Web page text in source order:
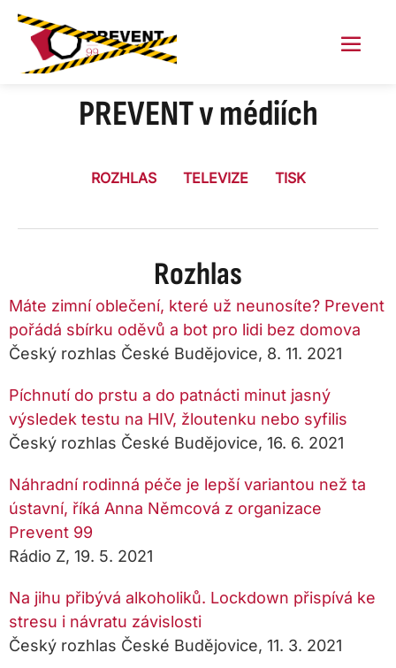
Skip
content
PREVENT v médiích
ROZHLAS TELEVIZE TISK
Rozhlas
Máte zimní oblečení, které už neunosíte? Prevent
pořádá sbírku oděvů a bot pro lidi bez domova
Český rozhlas České Budějovice, 8. 11. 2021
Píchnutí do prstu a do patnácti minut jasný
výsledek testu na HIV, žloutenku nebo syfilis
Český rozhlas České Budějovice, 16. 6. 2021
Náhradní rodinná péče je lepší variantou než ta
ústavní, říká Anna Němcová z organizace
Prevent 99
Rádio Z, 19. 5. 2021
Na jihu přibývá alkoholiků. Lockdown přispívá ke
stresu i návratu závislosti
Český rozhlas České Budějovice, 11. 3. 2021